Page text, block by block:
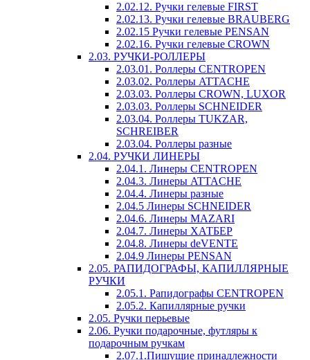
2.02.12. Ручки гелевые FIRST
2.02.13. Ручки гелевые BRAUBERG
2.02.15 Ручки гелевые PENSAN
2.02.16. Ручки гелевые CROWN
2.03. РУЧКИ-РОЛЛЕРЫ
2.03.01. Роллеры CENTROPEN
2.03.02. Роллеры ATTACHE
2.03.03. Роллеры CROWN, LUXOR
2.03.03. Роллеры SCHNEIDER
2.03.04. Роллеры TUKZAR,
SCHREIBER
2.03.04. Роллеры разные
2.04. РУЧКИ ЛИНЕРЫ
2.04.1. Линеры CENTROPEN
2.04.3. Линеры ATTACHE
2.04.4. Линеры разные
2.04.5 Линеры SCHNEIDER
2.04.6. Линеры MAZARI
2.04.7. Линеры ХАТБЕР
2.04.8. Линеры deVENTE
2.04.9 Линеры PENSAN
2.05. РАПИДОГРАФЫ, КАПИЛЛЯРНЫЕ
РУЧКИ
2.05.1. Рапидографы CENTROPEN
2.05.2. Капиллярные ручки
2.05. Ручки перьевые
2.06. Ручки подарочные, футляры к
подарочным ручкам
2.07.1.Пишущие принадлежности